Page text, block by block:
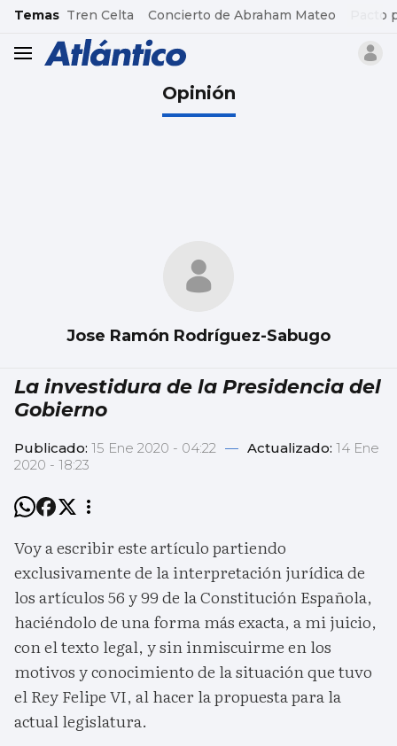
common.go-to-content
Temas Tren Celta Concierto de Abraham Mateo Pacto
header.menu.open
Opinión
Jose Ramón Rodríguez-Sabugo
La investidura de la Presidencia del
Gobierno
Publicado: 15 Ene 2020 - 04:22 — Actualizado: 14 Ene
2020 - 18:23
Voy a escribir este artículo partiendo
exclusivamente de la interpretación jurídica de
los artículos 56 y 99 de la Constitución Española,
haciéndolo de una forma más exacta, a mi juicio,
con el texto legal, y sin inmiscuirme en los
motivos y conocimiento de la situación que tuvo
el Rey Felipe VI, al hacer la propuesta para la
actual legislatura.